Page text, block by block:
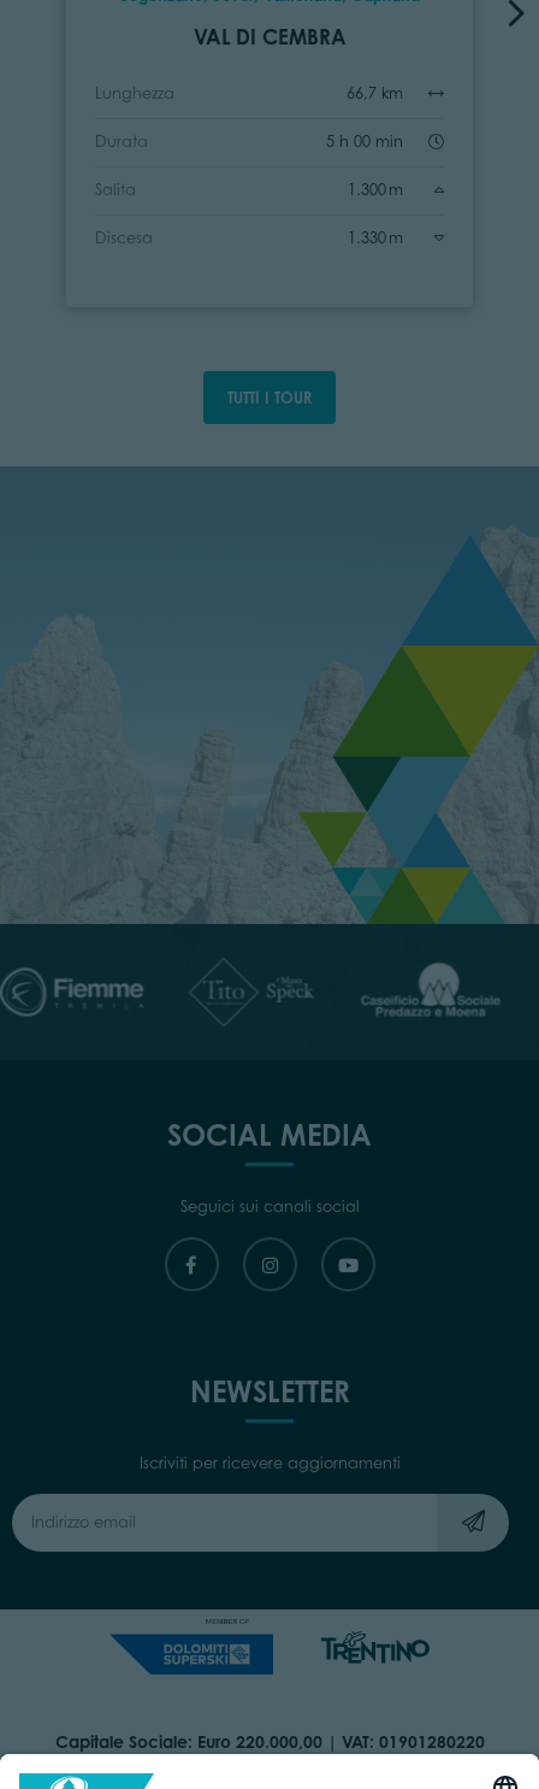
VAL DI CEMBRA
Lunghezza 66,7 km
Durata 5 h 00 min
Salita 1.300 m
Discesa 1.330 m
TUTTI I TOUR
SOCIAL MEDIA
Seguici sui canali social
NEWSLETTER
Iscriviti per ricevere aggiornamenti
Capitale Sociale: Euro 220.000,00 | VAT: 01901280220
COOKIES